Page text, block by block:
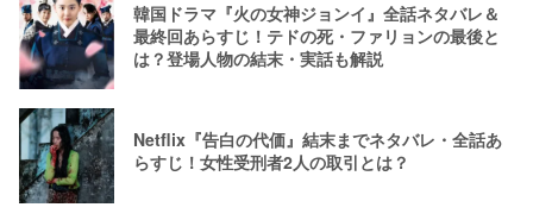
韓国ドラマ『火の女神ジョンイ』全話ネタバレ＆
最終回あらすじ！テドの死・ファリョンの最後と
は？登場人物の結末・実話も解説
Netflix『告白の代価』結末までネタバレ・全話あ
らすじ！女性受刑者2人の取引とは？